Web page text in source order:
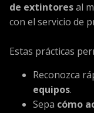
de extintoresal
con el servicio de
Estas prácticas
Reconozca
equipos.
Sepa cómo